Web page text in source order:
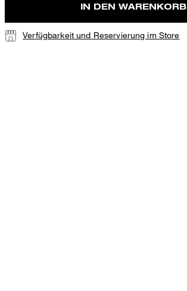
IN DEN WARENKORB
Verfügbarkeit und Reservierung im Store